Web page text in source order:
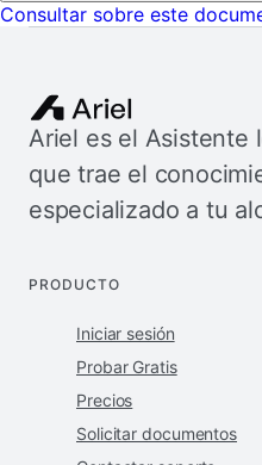
Consultar sobre este
Ariel es el Asistente
que trae el
especializado a tu
PRODUCTO
Iniciar sesión
Probar Gratis
Precios
Solicitar documentos